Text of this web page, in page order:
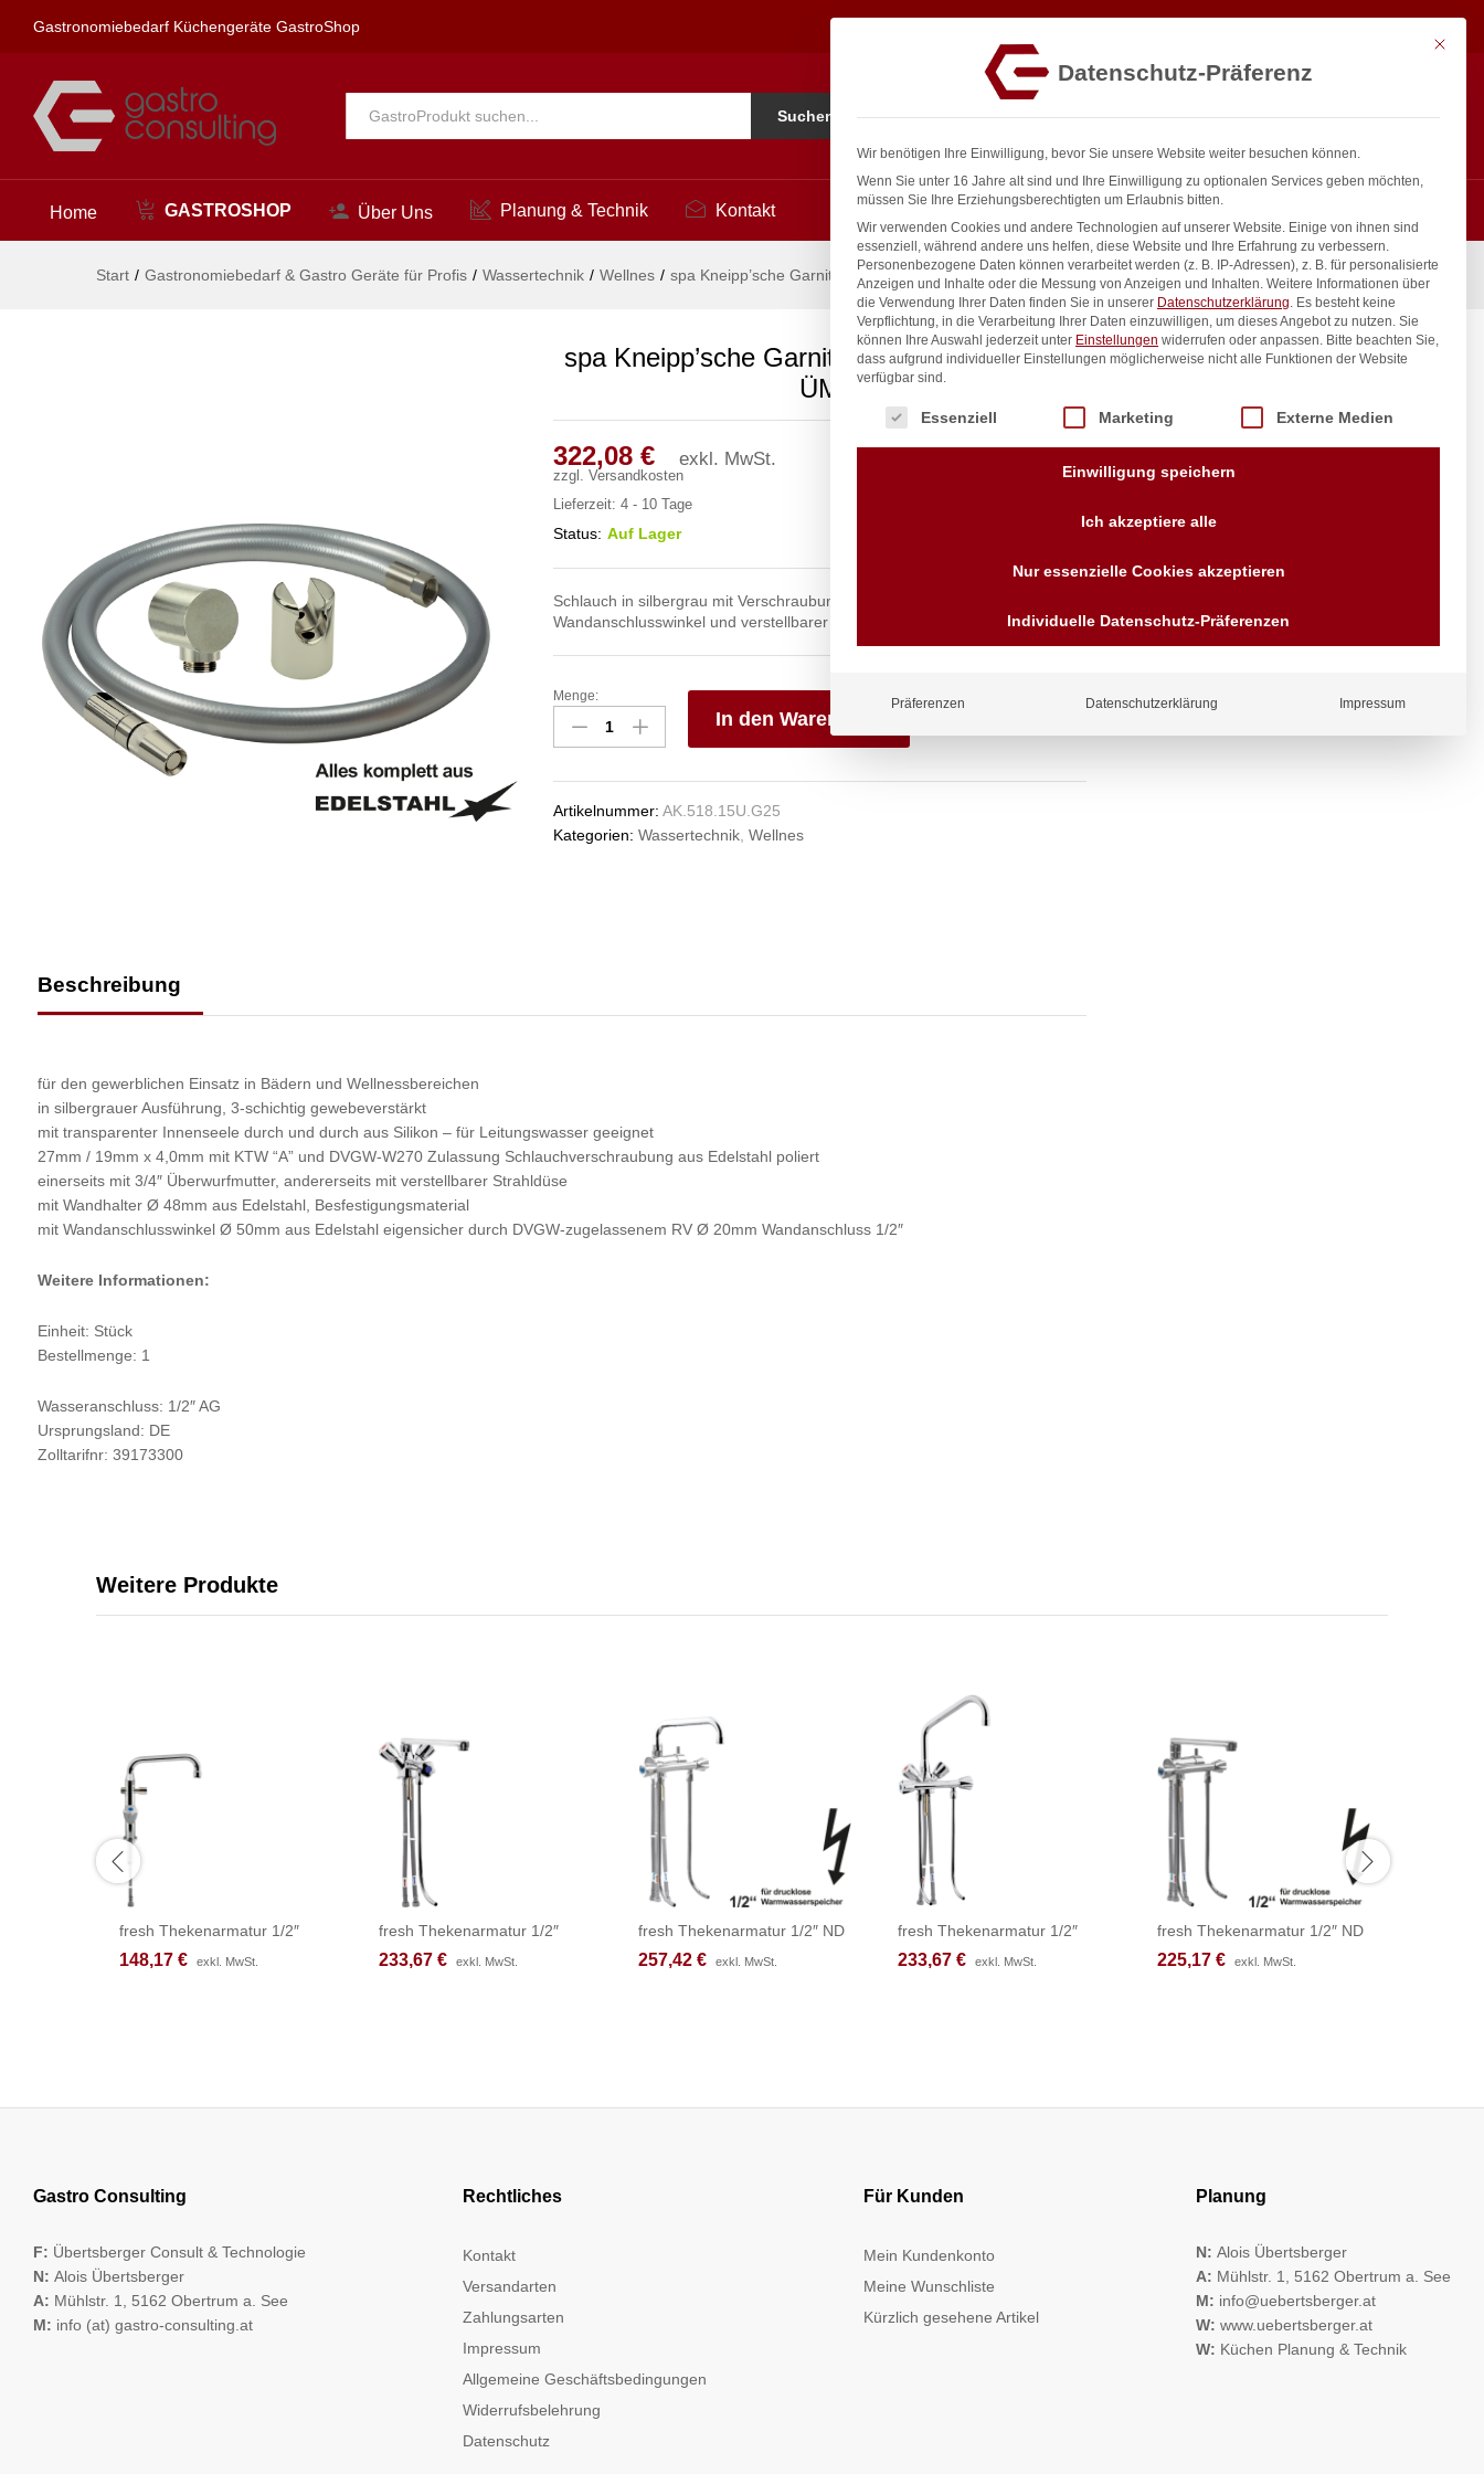
Gastronomiebedarf Küchengeräte GastroShop
Alle Suchen
Home GASTROSHOP Über Uns Planung & Technik Kontakt
Start / Gastronomiebedarf & Gastro Geräte für Profis / Wassertechnik / Wellnes / spa Kneipp’sche Garnitur 1/2″ Ø 27mm 3/4″ ÜM
spa Kneipp’sche Garnitur 1/2″ Ø 27mm 3/4″
ÜM
322,08 € exkl. MwSt.
zzgl. Versandkosten
Lieferzeit: 4 - 10 Tage
Status: Auf Lager
Schlauch in silbergrau mit Verschraubungen aus Edelstahl mit Wandhalter,
Wandanschlusswinkel und verstellbarer Strahldüse
spa
Kneipp'sche
Garnitur
27mm
3/4"
Menge:
In den Warenkorb
Artikelnummer: AK.518.15U.G25
Kategorien: Wassertechnik, Wellnes
Beschreibung
für den gewerblichen Einsatz in Bädern und Wellnessbereichen
in silbergrauer Ausführung, 3-schichtig gewebeverstärkt
mit transparenter Innenseele durch und durch aus Silikon – für Leitungswasser geeignet
27mm / 19mm x 4,0mm mit KTW “A” und DVGW-W270 Zulassung Schlauchverschraubung aus Edelstahl poliert
einerseits mit 3/4″ Überwurfmutter, andererseits mit verstellbarer Strahldüse
mit Wandhalter Ø 48mm aus Edelstahl, Besfestigungsmaterial
mit Wandanschlusswinkel Ø 50mm aus Edelstahl eigensicher durch DVGW-zugelassenem RV Ø 20mm Wandanschluss 1/2″
Weitere Informationen:
Einheit: Stück
Bestellmenge: 1
Wasseranschluss: 1/2″ AG
Ursprungsland: DE
Zolltarifnr: 39173300
inkl. / exkl. MwSt.
Anfragen
Wir sind seit über 40 Jahren
für Sie da
Vorrauskasse Paypal,
Kreditkarte, Direkt
Weitere Produkte
fresh Thekenarmatur 1/2″
148,17 € exkl. MwSt.
148,17 € exkl. MwSt.
fresh Thekenarmatur 1/2″
233,67 € exkl. MwSt.
233,67 € exkl. MwSt.
fresh Thekenarmatur 1/2″ ND
257,42 € exkl. MwSt.
257,42 € exkl. MwSt.
fresh Thekenarmatur 1/2″
233,67 € exkl. MwSt.
233,67 € exkl. MwSt.
fresh Thekenarmatur 1/2″ ND
225,17 € exkl. MwSt.
225,17 € exkl. MwSt.
Gastro Consulting
F: Übertsberger Consult & Technologie
N: Alois Übertsberger
A: Mühlstr. 1, 5162 Obertrum a. See
M: info (at) gastro-consulting.at
Rechtliches
Kontakt
Versandarten
Zahlungsarten
Impressum
Allgemeine Geschäftsbedingungen
Widerrufsbelehrung
Datenschutz
Für Kunden
Mein Kundenkonto
Meine Wunschliste
Kürzlich gesehene Artikel
Planung
N: Alois Übertsberger
A: Mühlstr. 1, 5162 Obertrum a. See
M: info@uebertsberger.at
W: www.uebertsberger.at
W: Küchen Planung & Technik
Beschreibung
322,08€ exkl. MwSt. In den Warenkorb
Mit
Datenschutz-Präferenz
Wir benötigen Ihre Einwilligung, bevor Sie unsere Website weiter besuchen können.
Wenn Sie unter 16 Jahre alt sind und Ihre Einwilligung zu optionalen Services geben möchten,
müssen Sie Ihre Erziehungsberechtigten um Erlaubnis bitten.
Wir verwenden Cookies und andere Technologien auf unserer Website. Einige von ihnen sind
essenziell, während andere uns helfen, diese Website und Ihre Erfahrung zu verbessern.
Personenbezogene Daten können verarbeitet werden (z. B. IP-Adressen), z. B. für personalisierte
Anzeigen und Inhalte oder die Messung von Anzeigen und Inhalten. Weitere Informationen über
die Verwendung Ihrer Daten finden Sie in unserer Datenschutzerklärung. Es besteht keine
Verpflichtung, in die Verarbeitung Ihrer Daten einzuwilligen, um dieses Angebot zu nutzen. Sie
können Ihre Auswahl jederzeit unter Einstellungen widerrufen oder anpassen. Bitte beachten Sie,
dass aufgrund individueller Einstellungen möglicherweise nicht alle Funktionen der Website
verfügbar sind.
Es folgt eine Liste der Service-Gruppen, für die eine Einwilligung erteilt werden kann.
Essenziell Marketing Externe Medien
Einwilligung speichern
Ich akzeptiere alle
Nur essenzielle Cookies akzeptieren
Individuelle Datenschutz-Präferenzen
Präferenzen Datenschutzerklärung Impressum